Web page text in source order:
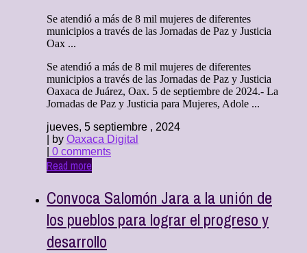
Se atendió a más de 8 mil mujeres de diferentes
municipios a través de las Jornadas de Paz y Justicia
Oax ...
Se atendió a más de 8 mil mujeres de diferentes
municipios a través de las Jornadas de Paz y Justicia
Oaxaca de Juárez, Oax. 5 de septiembre de 2024.- La
Jornadas de Paz y Justicia para Mujeres, Adole ...
jueves, 5 septiembre , 2024
| by Oaxaca Digital
0 comments
Read more
Convoca Salomón Jara a la unión de
los pueblos para lograr el progreso y
desarrollo